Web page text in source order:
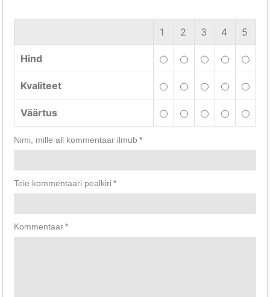
1 2 3 4 5
Hind
Kvaliteet
Väärtus
*
Nimi, mille all kommentaar ilmub
*
Teie kommentaari pealkiri
*
Kommentaar